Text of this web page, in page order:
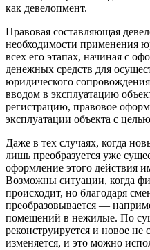
как девелопмент.
Правовая составляющая
необходимости применения
всех его этапах, начиная с
денежных средств для
юридического сопровождения
вводом в эксплуатацию
регистрацию, правовое
эксплуатации объекта с
Даже в тех случаях, когда
лишь преобразуется уже
оформление этого действия
Возможны ситуации, когда
происходит, но благодаря
преобразовывается —
помещений в нежилые. По
реконструируется и новое не
изменяется, и это можно